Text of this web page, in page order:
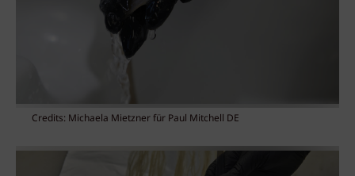
Credits: Michaela Mietzner für Paul Mitchell DE